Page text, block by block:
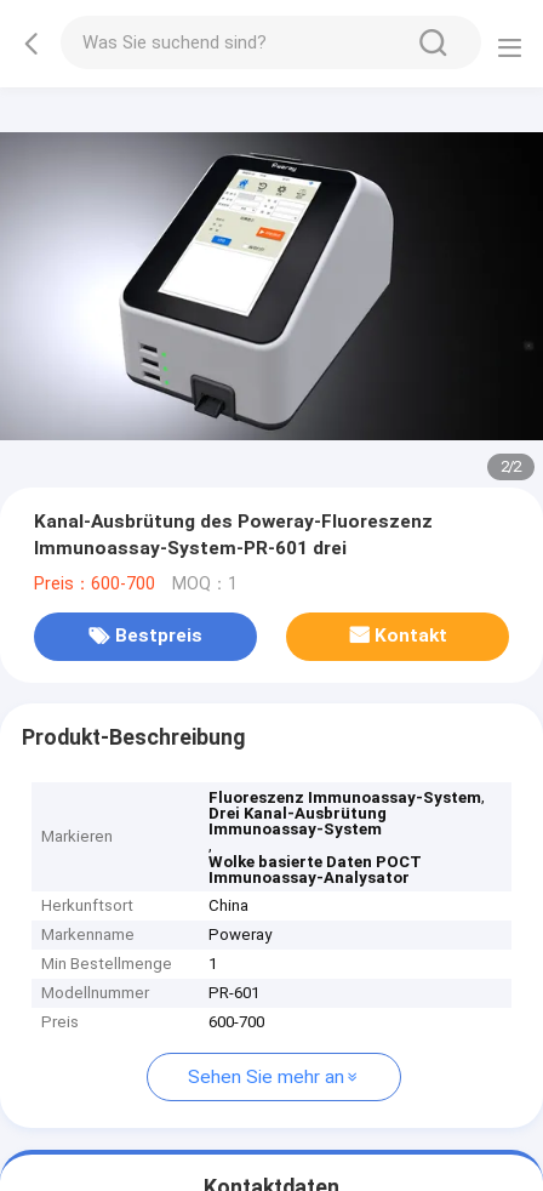
2/2
Kanal-Ausbrütung des Poweray-Fluoreszenz
Immunoassay-System-PR-601 drei
Preis：600-700 MOQ：1
Bestpreis Kontakt
Produkt-Beschreibung
Markieren
Fluoreszenz Immunoassay-System,
Drei Kanal-Ausbrütung
Immunoassay-System
,
Wolke basierte Daten POCT
Immunoassay-Analysator
Herkunftsort
China
Markenname
Poweray
Min Bestellmenge
1
Modellnummer
PR-601
Preis
600-700
Sehen Sie mehr an